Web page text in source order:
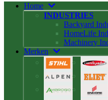
Home
INDUSTRIES
Backyard
HomeLife
Machinery
Merken